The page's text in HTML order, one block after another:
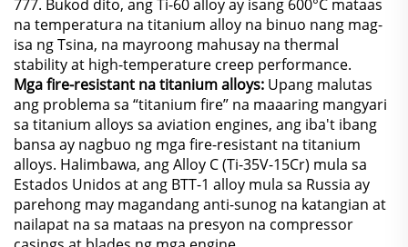
777. Bukod dito, ang Ti-60 alloy ay isang 600°C mataas
na temperatura na titanium alloy na binuo nang mag-
isa ng Tsina, na mayroong mahusay na thermal
stability at high-temperature creep performance.
Mga fire-resistant na titanium alloys: Upang malutas
ang problema sa “titanium fire” na maaaring mangyari
sa titanium alloys sa aviation engines, ang iba't ibang
bansa ay nagbuo ng mga fire-resistant na titanium
alloys. Halimbawa, ang Alloy C (Ti-35V-15Cr) mula sa
Estados Unidos at ang BTT-1 alloy mula sa Russia ay
parehong may magandang anti-sunog na katangian at
nailapat na sa mataas na presyon na compressor